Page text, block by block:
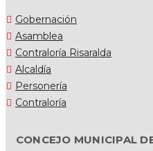
Gobernación
Asamblea
Contraloría Risaralda
Alcaldía
Personería
Contraloría
CONCEJO MUNICIPAL